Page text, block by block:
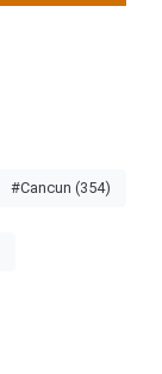
#Cancun (354)